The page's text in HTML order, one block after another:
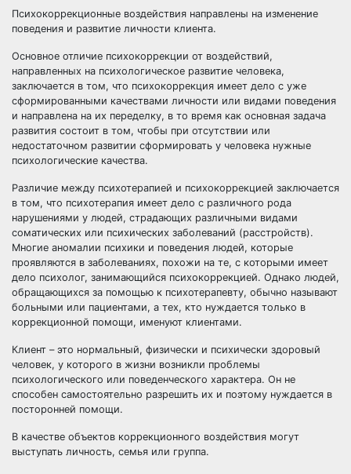
Психокоррекционные воздействия направлены на изменение
поведения и развитие личности клиента.
Основное отличие психокоррекции от воздействий,
направленных на психологическое развитие человека,
заключается в том, что психокоррекция имеет дело с уже
сформированными качествами личности или видами поведения
и направлена на их переделку, в то время как основная задача
развития состоит в том, чтобы при отсутствии или
недостаточном развитии сформировать у человека нужные
психологические качества.
Различие между психотерапией и психокоррекцией заключается
в том, что психотерапия имеет дело с различного рода
нарушениями у людей, страдающих различными видами
соматических или психических заболеваний (расстройств).
Многие аномалии психики и поведения людей, которые
проявляются в заболеваниях, похожи на те, с которыми имеет
дело психолог, занимающийся психокоррекцией. Однако людей,
обращающихся за помощью к психотерапевту, обычно называют
больными или пациентами, а тех, кто нуждается только в
коррекционной помощи, именуют клиентами.
Клиент – это нормальный, физически и психически здоровый
человек, у которого в жизни возникли проблемы
психологического или поведенческого характера. Он не
способен самостоятельно разрешить их и поэтому нуждается в
посторонней помощи.
В качестве объектов коррекционного воздействия могут
выступать личность, семья или группа.